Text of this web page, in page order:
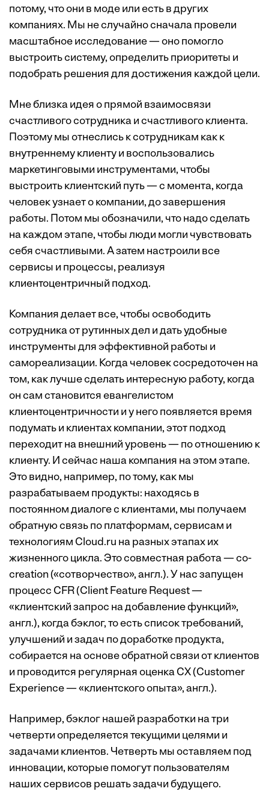
потому, что они в моде или есть в других
компаниях. Мы не случайно сначала провели
масштабное исследование — оно помогло
выстроить систему, определить приоритеты и
подобрать решения для достижения каждой цели.
Мне близка идея о прямой взаимосвязи
счастливого сотрудника и счастливого клиента.
Поэтому мы отнеслись к сотрудникам как к
внутреннему клиенту и воспользовались
маркетинговыми инструментами, чтобы
выстроить клиентский путь — с момента, когда
человек узнает о компании, до завершения
работы. Потом мы обозначили, что надо сделать
на каждом этапе, чтобы люди могли чувствовать
себя счастливыми. А затем настроили все
сервисы и процессы, реализуя
клиентоцентричный подход.
Компания делает все, чтобы освободить
сотрудника от рутинных дел и дать удобные
инструменты для эффективной работы и
самореализации. Когда человек сосредоточен на
том, как лучше сделать интересную работу, когда
он сам становится евангелистом
клиентоцентричности и у него появляется время
подумать и клиентах компании, этот подход
переходит на внешний уровень — по отношению к
клиенту. И сейчас наша компания на этом этапе.
Это видно, например, по тому, как мы
разрабатываем продукты: находясь в
постоянном диалоге с клиентами, мы получаем
обратную связь по платформам, сервисам и
технологиям Cloud.ru на разных этапах их
жизненного цикла. Это совместная работа — co-
creation («сотворчество», англ.). У нас запущен
процесс CFR (Client Feature Request —
«клиентский запрос на добавление функций»,
англ.), когда бэклог, то есть список требований,
улучшений и задач по доработке продукта,
собирается на основе обратной связи от клиентов
и проводится регулярная оценка CX (Customer
Experience — «клиентского опыта», англ.).
Например, бэклог нашей разработки на три
четверти определяется текущими целями и
задачами клиентов. Четверть мы оставляем под
инновации, которые помогут пользователям
наших сервисов решать задачи будущего.